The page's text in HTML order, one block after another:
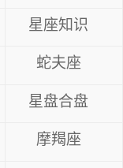
星座知识
蛇夫座
星盘合盘
摩羯座